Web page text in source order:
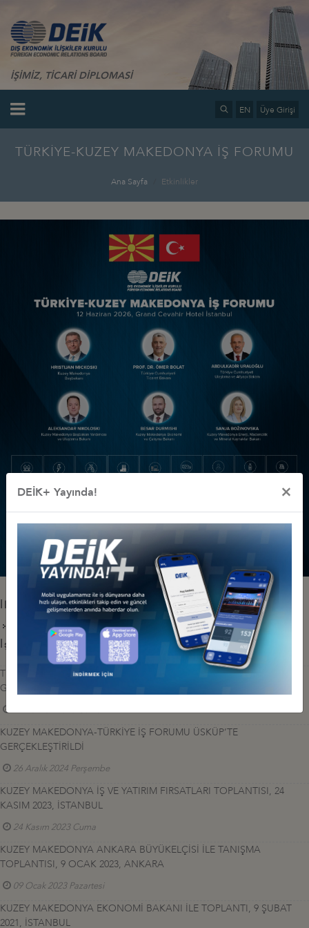
İŞİMİZ, TİCARİ DİPLOMASİ
EN Üye Girişi
TÜRKİYE-KUZEY MAKEDONYA İŞ FORUMU
Ana Sayfa Etkinlikler
İlgili Dosyalar
Türkiye-Kuzey Makedonya İş Forumu Taslak Program
İş Konseyi ile Alakalı Diğer Etkinlikler
TÜRKİYE-KUZEY MAKEDONYA İŞ FORUMU, İSTANBUL’DA
GERÇEKLEŞTİRİLDİ
12 Haziran 2026 Cuma
KUZEY MAKEDONYA-TÜRKİYE İŞ FORUMU ÜSKÜP’TE
GERÇEKLEŞTİRİLDİ
26 Aralık 2024 Perşembe
KUZEY MAKEDONYA İŞ VE YATIRIM FIRSATLARI TOPLANTISI, 24
KASIM 2023, İSTANBUL
24 Kasım 2023 Cuma
KUZEY MAKEDONYA ANKARA BÜYÜKELÇİSİ İLE TANIŞMA
TOPLANTISI, 9 OCAK 2023, ANKARA
09 Ocak 2023 Pazartesi
KUZEY MAKEDONYA EKONOMİ BAKANI İLE TOPLANTI, 9 ŞUBAT
2021, İSTANBUL
DEİK+ Yayında! ×